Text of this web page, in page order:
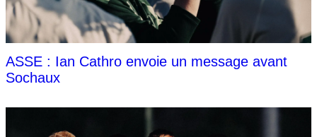
ASSE : Ian Cathro envoie un message avant
Sochaux